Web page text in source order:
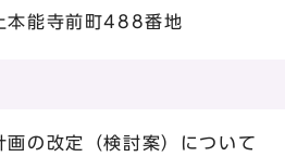
本能寺前町488番地
の改定（検討案）について